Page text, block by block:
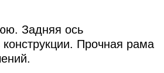
Задняя ось
Прочная рама